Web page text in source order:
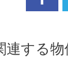
連する